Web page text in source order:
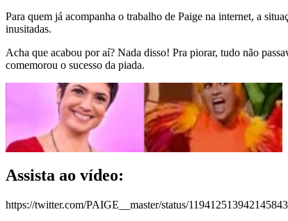
Para quem já acompanha o trabalho de Paige na internet, a
inusitadas.
Acha que acabou por aí? Nada disso! Pra piorar, tudo não
comemorou o sucesso da piada.
Assista ao vídeo:
https://twitter.com/PAIGE__master/status/